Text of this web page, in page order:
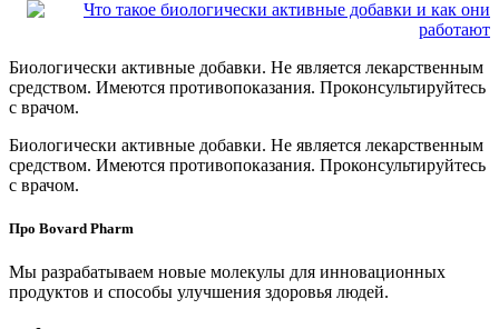
Биологически активные добавки. Не является лекарственным
средством. Имеются противопоказания. Проконсультируйтесь
с врачом.
Биологически активные добавки. Не является лекарственным
средством. Имеются противопоказания. Проконсультируйтесь
с врачом.
Про Bovard Pharm
Мы разрабатываем новые молекулы для инновационных
продуктов и способы улучшения здоровья людей.